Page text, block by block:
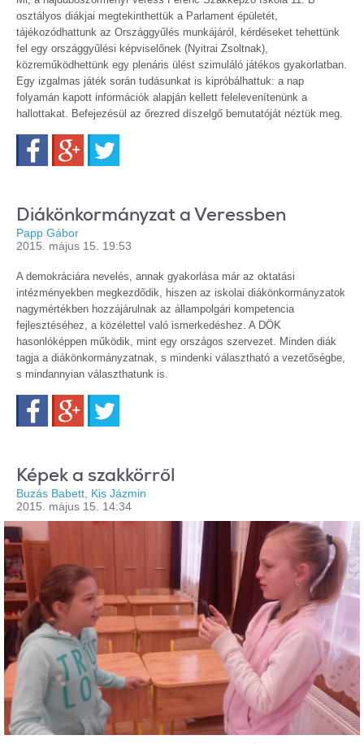
osztályos diákjai megtekinthettük a Parlament épületét,
tájékozódhattunk az Országgyűlés munkájáról, kérdéseket tehettünk
fel egy országgyűlési képviselőnek (Nyitrai Zsoltnak),
közreműködhettünk egy plenáris ülést szimuláló játékos gyakorlatban.
Egy izgalmas játék során tudásunkat is kipróbálhattuk: a nap
folyamán kapott információk alapján kellett felelevenítenünk a
hallottakat. Befejezésül az őrezred díszelgő bemutatóját néztük meg.
FacebookGoogle+
Diákönkormányzat a Veressben
Papp Gábor
2015. május 15. 19:53
A demokráciára nevelés, annak gyakorlása már az oktatási
intézményekben megkezdődik, hiszen az iskolai diákönkormányzatok
nagymértékben hozzájárulnak az állampolgári kompetencia
fejlesztéséhez, a közélettel való ismerkedéshez. A DÖK
hasonlóképpen működik, mint egy országos szervezet. Minden diák
tagja a diákönkormányzatnak, s mindenki választható a vezetőségbe,
s mindannyian választhatunk is.
FacebookGoogle+
Képek a szakkörről
Buzás Babett, Kis Jázmin
2015. május 15. 14:34